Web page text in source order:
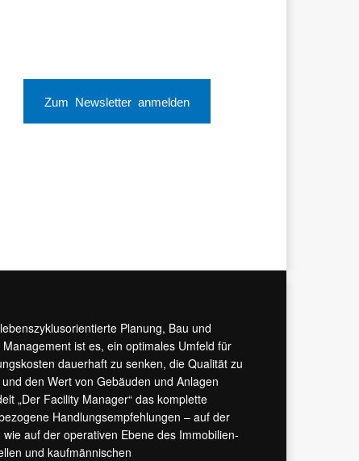
Zum Newsletter anmelden
Planung, Bau und
ist es, ein optimales Umfeld für
dauerhaft zu senken, die Qualität zu
den Wert von Gebäuden und Anlagen
„Der Facility Manager“ das komplette
Handlungsempfehlungen – auf der
auf der operativen Ebene des Immobilien-
und kaufmännischen